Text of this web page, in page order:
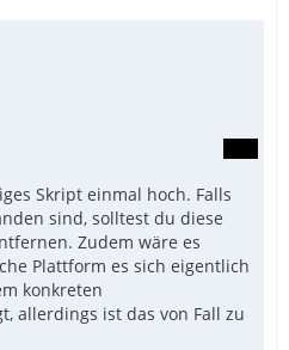
Skript einmal hoch. Falls
sind, solltest du diese
Zudem wäre es
Plattform es sich eigentlich
konkreten
allerdings ist das von Fall zu